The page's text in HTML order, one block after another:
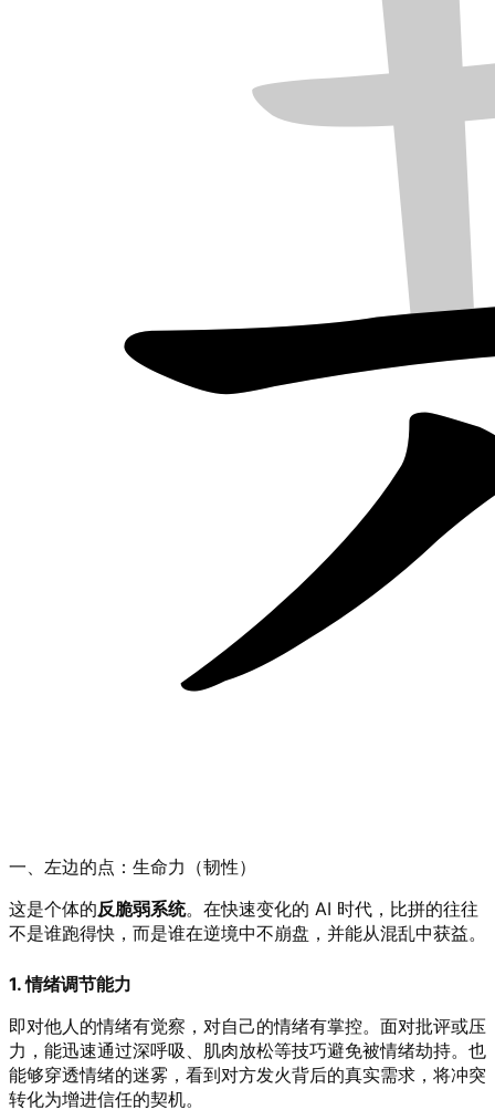
一、左边的点：生命力（韧性）
这是个体的反脆弱系统。在快速变化的 AI 时代，比拼的往往
不是谁跑得快，而是谁在逆境中不崩盘，并能从混乱中获益。
1. 情绪调节能力
即对他人的情绪有觉察，对自己的情绪有掌控。面对批评或压
力，能迅速通过深呼吸、肌肉放松等技巧避免被情绪劫持。也
能够穿透情绪的迷雾，看到对方发火背后的真实需求，将冲突
转化为增进信任的契机。